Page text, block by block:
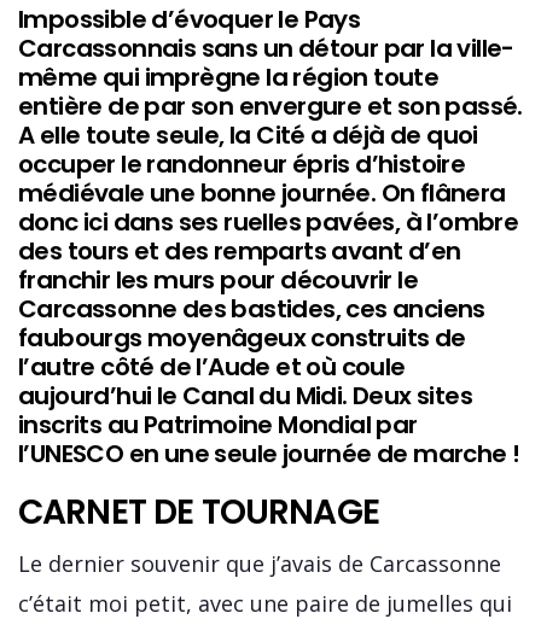
Impossible d’évoquer le Pays
Carcassonnais sans un détour par la ville-
même qui imprègne la région toute
entière de par son envergure et son passé.
A elle toute seule, la Cité a déjà de quoi
occuper le randonneur épris d’histoire
médiévale une bonne journée. On flânera
donc ici dans ses ruelles pavées, à l’ombre
des tours et des remparts avant d’en
franchir les murs pour découvrir le
Carcassonne des bastides, ces anciens
faubourgs moyenâgeux construits de
l’autre côté de l’Aude et où coule
aujourd’hui le Canal du Midi. Deux sites
inscrits au Patrimoine Mondial par
l’UNESCO en une seule journée de marche !
CARNET DE TOURNAGE
Le dernier souvenir que j’avais de Carcassonne
c’était moi petit, avec une paire de jumelles qui